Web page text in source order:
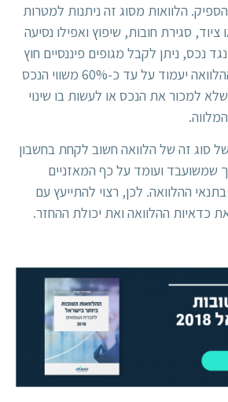
הלוואות מסוג זה ניתנות למטרות
סגירת חובות, שיפוץ ואפילו נסיעה
נכס, ניתן לקבל מגופים פיננסיים חוץ
בנקאיים. לרוב היקף ההלוואה יעמוד על עד כ-60% משווי הנכס
שלא למכור את הנכס או לעשות בו שינוי
סוג זה של הלוואה חשוב לקחת בחשבון
שמשועבד ועומד על כף המאזניים
ההלוואה. לכן, רצוי להתייעץ עם
כדאיות ההלוואה ואת יכולת ההחזר.